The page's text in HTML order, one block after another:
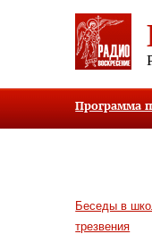
Программа
Беседы в
трезвения